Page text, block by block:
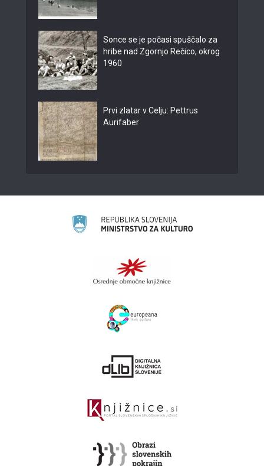
Sonce se je počasi spuščalo za
hribe nad Zgornjo Rečico, okrog
1960
Prvi zlatar v Celju: Pettrus
Aurifaber